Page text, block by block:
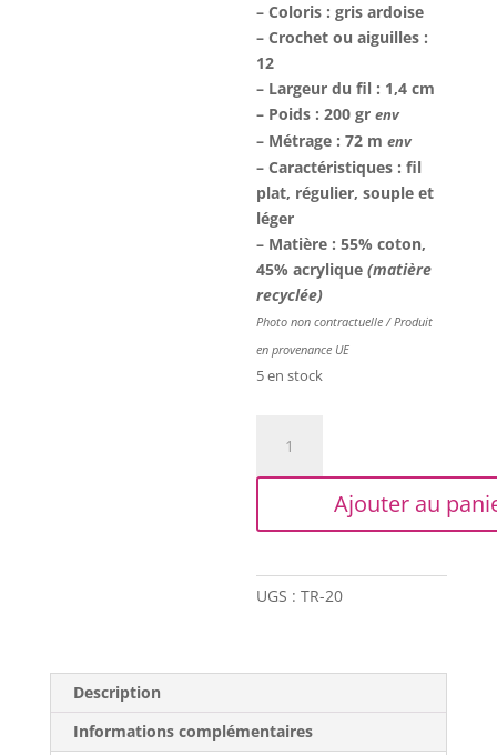
– Coloris : gris ardoise
– Crochet ou aiguilles :
12
– Largeur du fil : 1,4 cm
– Poids : 200 grenv
– Métrage : 72 menv
– Caractéristiques : fil
plat, régulier, souple et
léger
– Matière : 55% coton,
45% acrylique(matière
recyclée)
Photo non contractuelle / Produit
en provenance UE
5 en stock
Trapilho
XL
Gris
ardoise
Ajouter au
UGS :TR-20
Description
Informations complémentaires